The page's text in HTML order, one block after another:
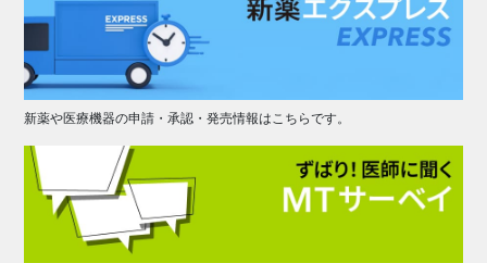
新薬や医療機器の申請・承認・発売情報はこちらです。